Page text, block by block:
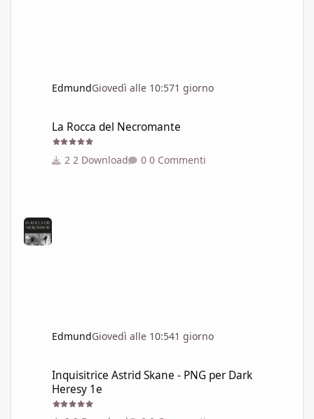
EdmundGiovedì alle 10:571 giorno
La Rocca del Necromante
2 Download 0 Commenti
EdmundGiovedì alle 10:541 giorno
Inquisitrice Astrid Skane - PNG per Dark
Heresy 1e